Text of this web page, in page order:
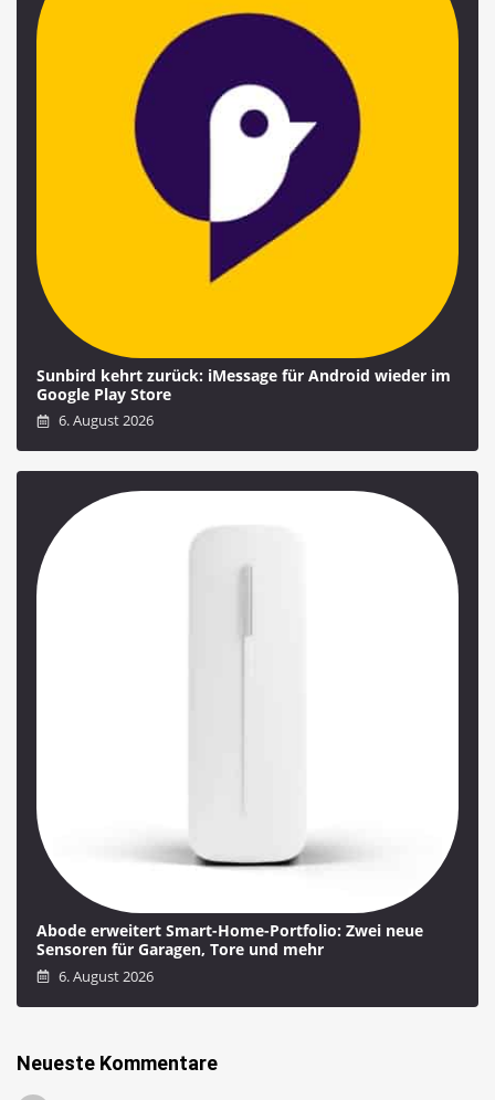
Sunbird kehrt zurück: iMessage für Android wieder im
Google Play Store
6. August 2026
Abode erweitert Smart-Home-Portfolio: Zwei neue
Sensoren für Garagen, Tore und mehr
6. August 2026
Neueste Kommentare